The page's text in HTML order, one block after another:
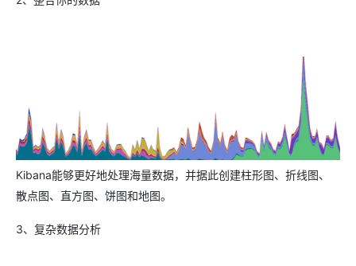
Kibana能够更好地处理海量数据，并据此创建柱形图、折线图、
散点图、直方图、饼图和地图。
3、复杂数据分析